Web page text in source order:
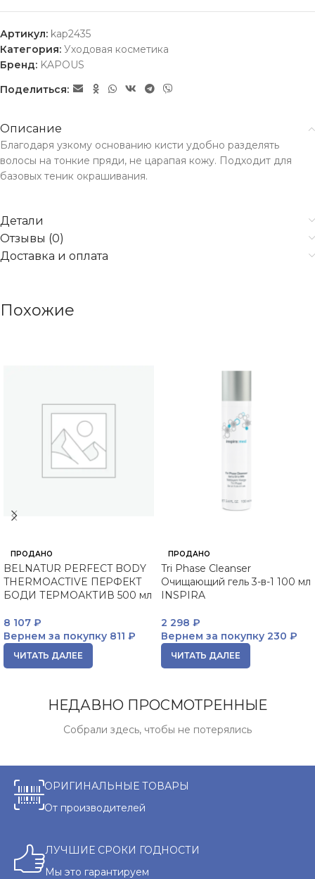
Артикул: kap2435
Категория: Уходовая косметика
Бренд: KAPOUS
Поделиться:
Описание
Благодаря узкому основанию кисти удобно разделять
волосы на тонкие пряди, не царапая кожу. Подходит для
базовых теник окрашивания.
Детали
Отзывы (0)
Доставка и оплата
Похожие
ПРОДАНО
BELNATUR PERFECT BODY
THERMOACTIVE ПЕРФЕКТ
БОДИ ТЕРМОАКТИВ 500 мл
8 107 ₽
Вернем за покупку 811 ₽
ЧИТАТЬ ДАЛЕЕ
ПРОДАНО
Tri Phase Cleanser
Очищающий гель 3-в-1 100 мл
INSPIRA
2 298 ₽
Вернем за покупку 230 ₽
ЧИТАТЬ ДАЛЕЕ
НЕДАВНО ПРОСМОТРЕННЫЕ
Собрали здесь, чтобы не потерялись
ОРИГИНАЛЬНЫЕ ТОВАРЫ
От производителей
ЛУЧШИЕ СРОКИ ГОДНОСТИ
Мы это гарантируем